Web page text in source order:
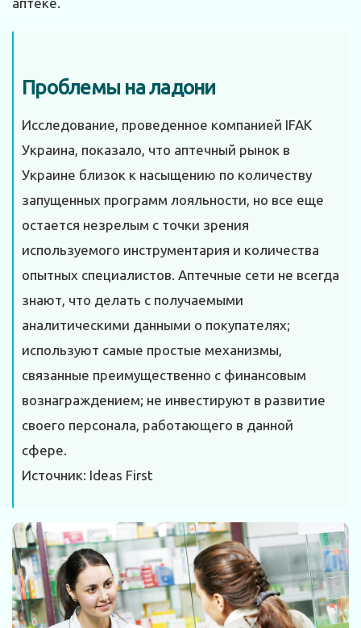
аптеке.
Проблемы на ладони
Исследование, проведенное компанией IFAK
Украина, показало, что аптечный рынок в
Украине близок к насыщению по количеству
запущенных программ лояльности, но все еще
остается незрелым с точки зрения
используемого инструментария и количества
опытных специалистов. Аптечные сети не всегда
знают, что делать с получаемыми
аналитическими данными о покупателях;
используют самые простые механизмы,
связанные преимущественно с финансовым
вознаграждением; не инвестируют в развитие
своего персонала, работающего в данной
сфере.
Источник: Ideas First